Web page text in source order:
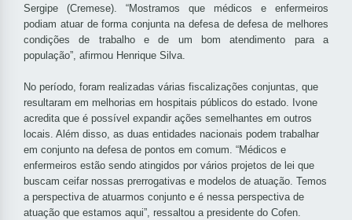
Sergipe (Cremese). “Mostramos que médicos e enfermeiros
podiam atuar de forma conjunta na defesa de defesa de melhores
condições de trabalho e de um bom atendimento para a
população”, afirmou Henrique Silva.
No período, foram realizadas várias fiscalizações conjuntas, que
resultaram em melhorias em hospitais públicos do estado. Ivone
acredita que é possível expandir ações semelhantes em outros
locais. Além disso, as duas entidades nacionais podem trabalhar
em conjunto na defesa de pontos em comum. “Médicos e
enfermeiros estão sendo atingidos por vários projetos de lei que
buscam ceifar nossas prerrogativas e modelos de atuação. Temos
a perspectiva de atuarmos conjunto e é nessa perspectiva de
atuação que estamos aqui”, ressaltou a presidente do Cofen.